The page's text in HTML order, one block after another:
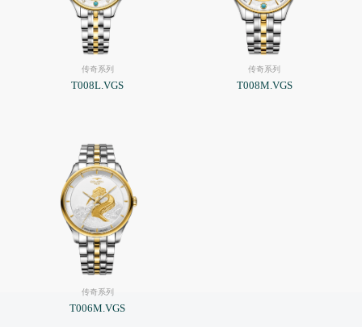
传奇系列
T008L.VGS
传奇系列
T008M.VGS
传奇系列
T006M.VGS